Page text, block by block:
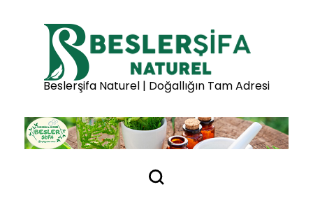
Beslerşifa Naturel | Doğallığın Tam Adresi